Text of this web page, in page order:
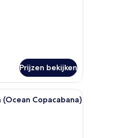
Prijzen bekijken
hotelkamer met twee bedden, een
Copacabana)